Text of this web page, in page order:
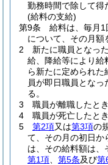
勤務時間で除して得
(給料の支給)
第9条
給料は、毎月1
について、その月額
2
新たに職員となっ
給、降給等により給
ら新たに定められた
員が即日職員とな
る。
3
職員が離職したと
4
職員が死亡したと
5
第2項又は第3項の
て、その月の初日か
は、その給料額は、
第1項
第5条及び第